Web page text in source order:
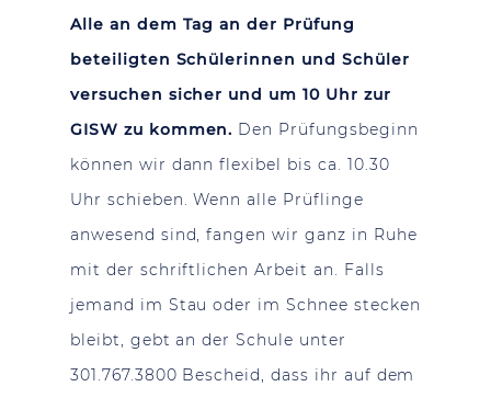
Alle an dem Tag an der Prüfung
beteiligten Schülerinnen und Schüler
versuchen sicher und um 10 Uhr zur
GISW zu kommen. Den Prüfungsbeginn
können wir dann flexibel bis ca. 10.30
Uhr schieben. Wenn alle Prüflinge
anwesend sind, fangen wir ganz in Ruhe
mit der schriftlichen Arbeit an. Falls
jemand im Stau oder im Schnee stecken
bleibt, gebt an der Schule unter
301.767.3800 Bescheid, dass ihr auf dem